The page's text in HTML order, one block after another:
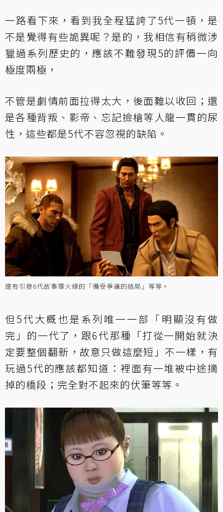
一路看下來，看到我全程猛誇了5代一頓，是
不是覺得有些詭異呢？是的，我相信有稍微涉
獵過系列歷史的，應該不難發現5的評價一向
極度兩極，
不管是劇情前面拉得太大，後面難以收回；還
是各種背叛、影帝、忘記撿槍等人龍一貫的尿
性，這些都是5代不容忽視的缺陷。
還有引發6代故事導火線的「備受爭議的結局」等等。
但5代大概也是系列唯一一部「明顯沒有做
完」的一代了，跟6代那種「打從一開始就決
定要整個翻新，故意只做這麼短」不一樣，有
玩過5代的應該都知道：裡面有一堆被中途摘
掉的橋段；完全對不起來的伏筆等等。